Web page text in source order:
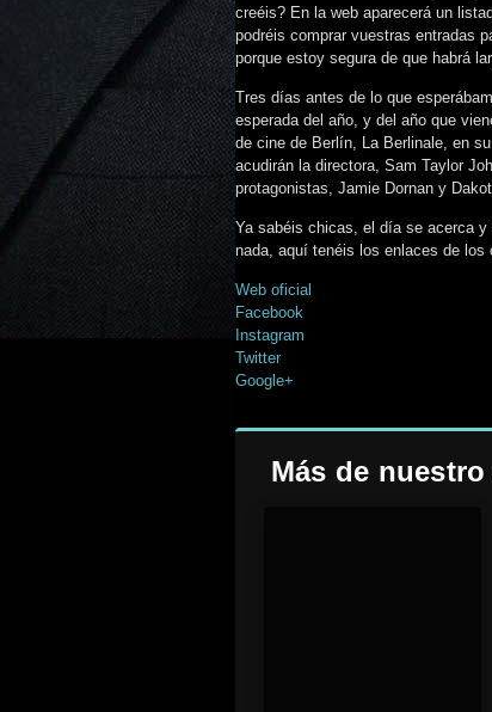
creéis? En la web aparecerá un
podréis comprar vuestras entradas
porque estoy segura de que habrá
Tres días antes de lo que
esperada del año, y del año que
de cine de Berlín, La Berlinale, en
acudirán la directora, Sam Taylor
protagonistas, Jamie Dornan y
Ya sabéis chicas, el día se acerca y
nada, aquí tenéis los enlaces de
Web oficial
Facebook
Instagram
Twitter
Google+
Más de